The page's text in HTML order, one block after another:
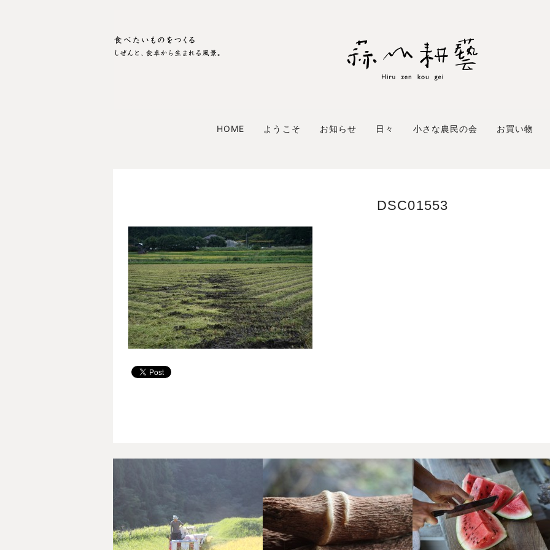
HOME ようこそ お知らせ 日々 小さな農民の会 お買い物
DSC01553